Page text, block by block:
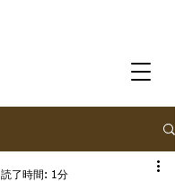
読了時間: 1分